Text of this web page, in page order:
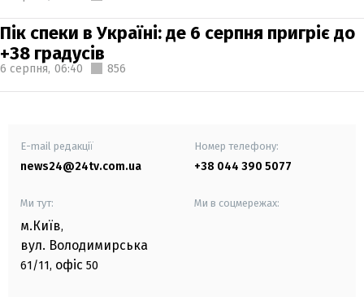
Пік спеки в Україні: де 6 серпня пригріє до
+38 градусів
6 серпня, 06:40 856
E-mail редакції
news24@24tv.com.ua
Номер телефону:
+38 044 390 5077
Ми тут:
м.Київ,
вул. Володимирська
61/11, офіс 50
Ми в соцмережах: